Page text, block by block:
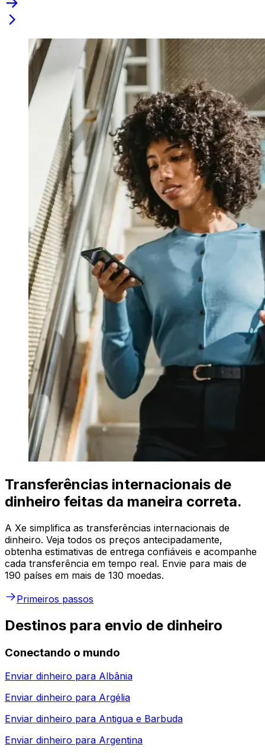
Transferências internacionais de
dinheiro feitas da maneira correta.
A Xe simplifica as transferências internacionais de
dinheiro. Veja todos os preços antecipadamente,
obtenha estimativas de entrega confiáveis e acompanhe
cada transferência em tempo real. Envie para mais de
190 países em mais de 130 moedas.
Primeiros passos
Destinos para envio de dinheiro
Conectando o mundo
Enviar dinheiro para Albânia
Enviar dinheiro para Argélia
Enviar dinheiro para Antigua e Barbuda
Enviar dinheiro para Argentina